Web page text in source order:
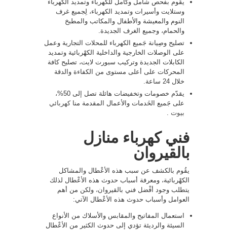
يقُوم بفحص شامل وكامل للكهرباء وتمديد الكهرباء
وستلايت وأسيرات وتمديد الكهرباء، لِجميع غرف
النوم والمعيشة والأطفال والمكاتب والمطبخ
والحمام، وجميع الغرف الجديدة.
تصليح وصِيانة جَميع الكهرباء للمحلات التجارية وعمل
على الوصلات الخارجية والداخلية الكهْربائية وتمديد
الكابلات الجديدة وتركيب سبورت لايت، تصليح كافة
المحركات على أعلى مستوى من الكفاءة والدقة
خلال 24 ساعة.
يقدّم خصومات وتخفيضات هائلة تصل إلى 50%،
على جَميع الخَدمات والأعمال المقدمة مناكهربائي
بيوت
فني كهرباء منازل
بالقيروان
يقُوم بالكشف عن سبب هذه الأعْطال والمشاكل
الكهْربائية، ومعرفة أسباب حدوث هذه الأعْطال لذلك
يتطلب وجود أفْضل فني بالقيروان، ولكن من أهم
العوامل وأسباب حدوث هذه الأعْطال الآتي:
استعمال المفاتيح والمقابس والأسلاك من الأنواع
السيئة والرديئة تؤدي إلى حدوث الكثير من الأعْطال